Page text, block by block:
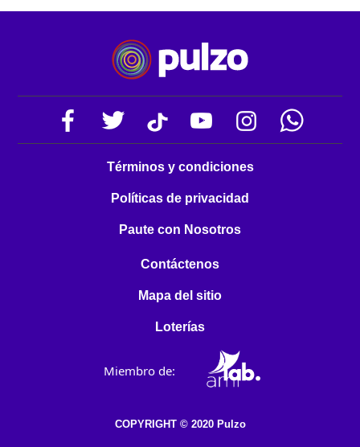
Términos y condiciones
Políticas de privacidad
Paute con Nosotros
Contáctenos
Mapa del sitio
Loterías
Miembro de:
COPYRIGHT © 2020 Pulzo